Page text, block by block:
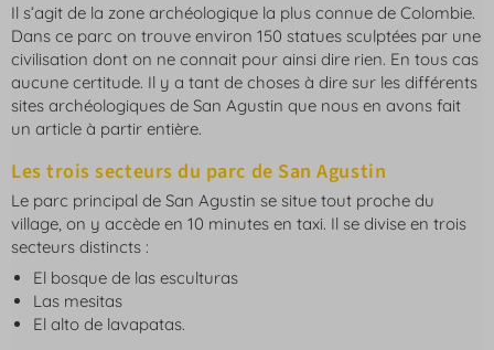
Il s’agit de la zone archéologique la plus connue de Colombie.
Dans ce parc on trouve environ 150 statues sculptées par une
civilisation dont on ne connait pour ainsi dire rien. En tous cas
aucune certitude. Il y a tant de choses à dire sur les différents
sites archéologiques de San Agustin que nous en avons fait
un article à partir entière.
Les trois secteurs du parc de San Agustin
Le parc principal de San Agustin se situe tout proche du
village, on y accède en 10 minutes en taxi. Il se divise en trois
secteurs distincts :
El bosque de las esculturas
Las mesitas
El alto de lavapatas.